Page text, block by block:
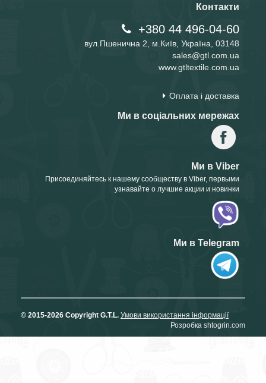
Контакти
+380 44 496-04-60
вул.Пшенична 2, м.Київ, Україна, 03148
sales@gtl.com.ua
www.gtltextile.com.ua
Оплата і доставка
Ми в соціальних мережах
Ми в Viber
Присоединяйтесь к нашему сообществу в Viber, первыми
узнавайте о лучшие акции и новинки
Ми в Telegram
© 2015-2026 Copyright G.T.L. Умови використання інформації
Розробка shtogrin.com